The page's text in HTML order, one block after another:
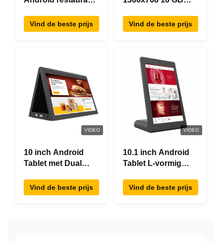
1920×1080
touchscreen, WiFi
Vind de beste prijs
One Android Tablet
Modern ontwerp
Vind de beste prijs
VIDEO
10 inch Android
Tablet met Dual
Desktop POE
Advertising Tablet
Vind de beste prijs
VIDEO
10.1 inch Android
Tablet L-vormig
RK3288 Tablet IPS
Touchscreen Tablet
Vind de beste prijs